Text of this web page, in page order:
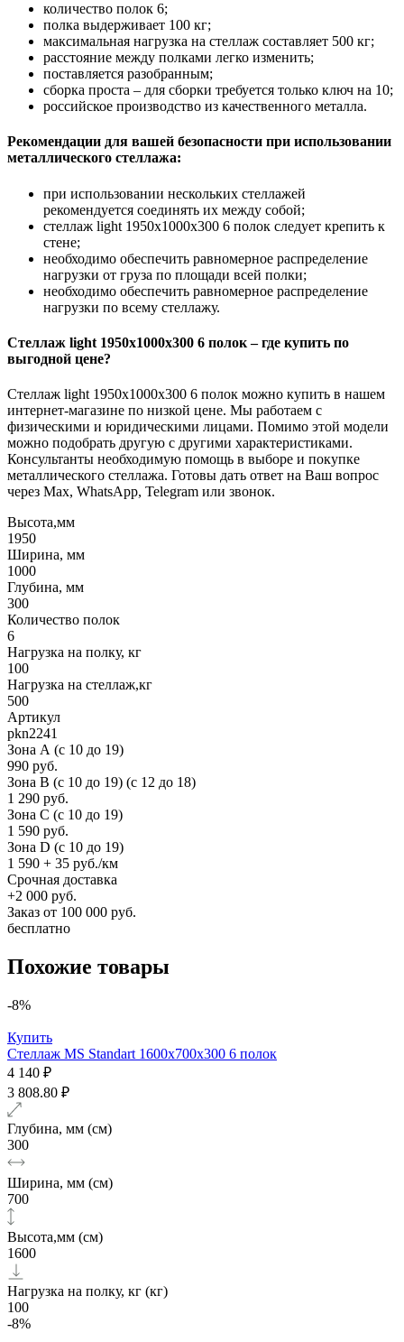
количество полок 6;
полка выдерживает 100 кг;
максимальная нагрузка на стеллаж составляет 500 кг;
расстояние между полками легко изменить;
поставляется разобранным;
сборка проста – для сборки требуется только ключ на 10;
российское производство из качественного металла.
Рекомендации для вашей безопасности при использовании
металлического стеллажа:
при использовании нескольких стеллажей
рекомендуется соединять их между собой;
стеллаж light 1950х1000x300 6 полок следует крепить к
стене;
необходимо обеспечить равномерное распределение
нагрузки от груза по площади всей полки;
необходимо обеспечить равномерное распределение
нагрузки по всему стеллажу.
Стеллаж light 1950х1000x300 6 полок – где купить по
выгодной цене?
Стеллаж light 1950х1000x300 6 полок можно купить в нашем
интернет-магазине по низкой цене. Мы работаем с
физическими и юридическими лицами. Помимо этой модели
можно подобрать другую с другими характеристиками.
Консультанты необходимую помощь в выборе и покупке
металлического стеллажа. Готовы дать ответ на Ваш вопрос
через Max, WhatsApp, Telegram или звонок.
Высота,мм
1950
Ширина, мм
1000
Глубина, мм
300
Количество полок
6
Нагрузка на полку, кг
100
Нагрузка на стеллаж,кг
500
Артикул
pkn2241
Зона А (c 10 до 19)
990 руб.
Зона B (c 10 до 19) (c 12 до 18)
1 290 руб.
Зона C (c 10 до 19)
1 590 руб.
Зона D (c 10 до 19)
1 590 + 35 руб./км
Срочная доставка
+2 000 руб.
Заказ от 100 000 руб.
бесплатно
Похожие товары
-8%
Купить
Стеллаж MS Standart 1600х700x300 6 полок
4 140 ₽
3 808.80 ₽
Глубина, мм (см)
300
Ширина, мм (см)
700
Высота,мм (см)
1600
Нагрузка на полку, кг (кг)
100
-8%